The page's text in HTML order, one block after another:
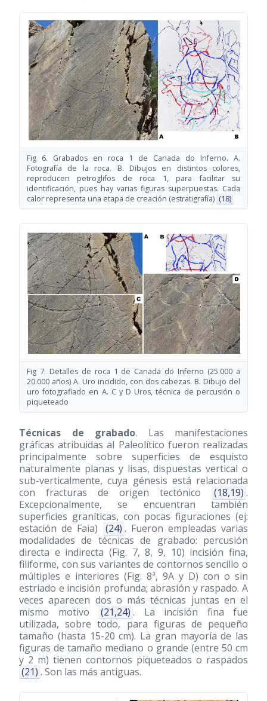
Fig 6. Grabados en roca 1 de Canada do Inferno. A.
Fotografía de la roca. B. Dibujos en distintos colores,
reproducen petroglifos de roca 1, para facilitar su
identificación, pues hay varias figuras superpuestas. Cada
calor representa una etapa de creación (estratigrafía) (18)
Fig 7. Detalles de roca 1 de Canada do Inferno (25.000 a
20.000 años) A. Uro incidido, con dos cabezas. B. Dibujo del
uro fotografiado en A. C y D Uros, técnica de percusión o
piqueteado
Técnicas de grabado. Las manifestaciones
gráficas atribuidas al Paleolítico fueron realizadas
principalmente sobre superficies de esquisto
naturalmente planas y lisas, dispuestas vertical o
sub-verticalmente, cuya génesis está relacionada
con fracturas de origen tectónico
(18,19) .
Excepcionalmente, se encuentran también
superficies graníticas, con pocas figuraciones (ej:
estación de Faia)
(24) . Fueron empleadas varias
modalidades de técnicas de grabado: percusión
directa e indirecta (Fig. 7, 8, 9, 10) incisión fina,
filiforme, con sus variantes de contornos sencillo o
múltiples e interiores (Fig. 8ª, 9A y D) con o sin
estriado e incisión profunda; abrasión y raspado. A
veces aparecen dos o más técnicas juntas en el
mismo motivo
(21,24) . La incisión fina fue
utilizada, sobre todo, para figuras de pequeño
tamaño (hasta 15-20 cm). La gran mayoría de las
figuras de tamaño mediano o grande (entre 50 cm
y 2 m) tienen contornos piqueteados o raspados
(21) . Son las más antiguas.